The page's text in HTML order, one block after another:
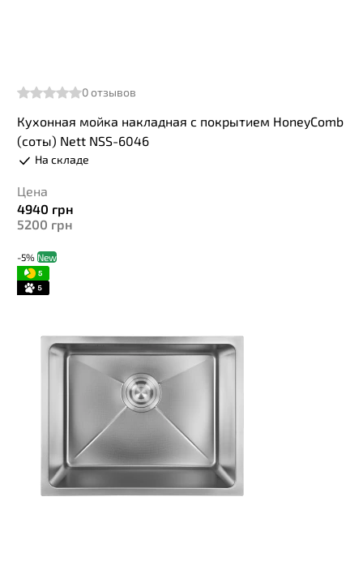
0отзывов
Кухонная мойка накладная с покрытием HoneyComb
(соты) Nett NSS-6046
На складе
Цена
4940 грн
5200 грн
-5% New